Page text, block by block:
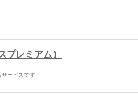
レミアム）
ービスです！